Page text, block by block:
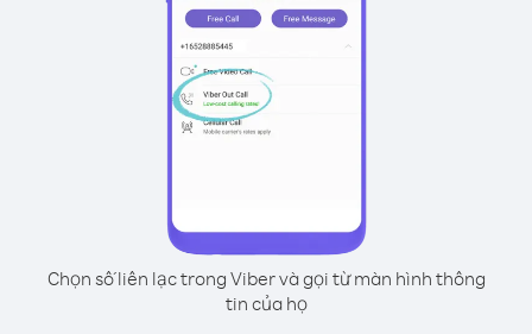
Chọn số liên lạc trong Viber và gọi từ màn hình thông
tin của họ